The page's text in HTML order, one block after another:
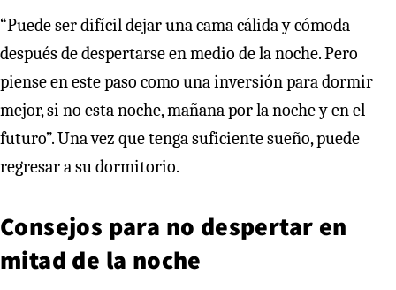
“Puede ser difícil dejar una cama cálida y cómoda
después de despertarse en medio de la noche. Pero
piense en este paso como una inversión para dormir
mejor, si no esta noche, mañana por la noche y en el
futuro”. Una vez que tenga suficiente sueño, puede
regresar a su dormitorio.
Consejos para no despertar en
mitad de la noche